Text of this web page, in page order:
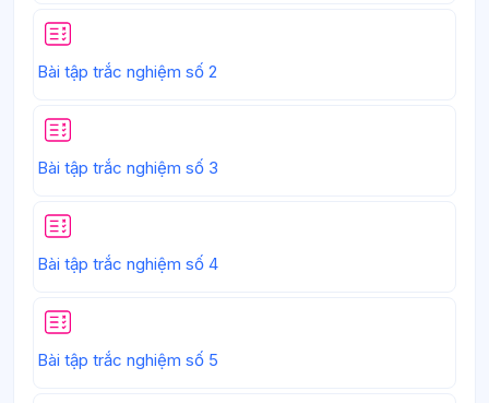
Bài tập trắc nghiệm số 2
Bài tập trắc nghiệm số 3
Bài tập trắc nghiệm số 4
Bài tập trắc nghiệm số 5